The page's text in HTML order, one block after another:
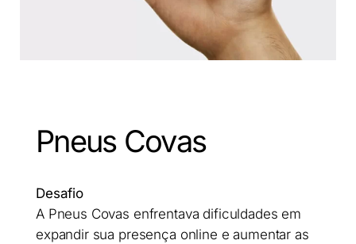
Pneus Covas
Desafio
A Pneus Covas enfrentava dificuldades em
expandir sua presença online e aumentar as